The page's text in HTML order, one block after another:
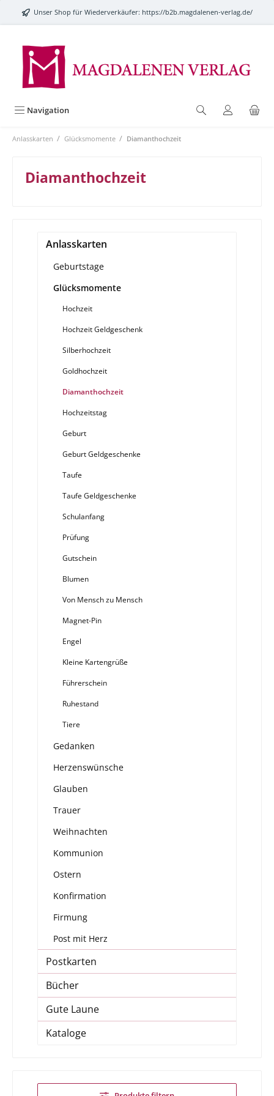
springenUnser Shop für Wiederverkäufer: https://b2b.magdalenen-verlag.de/
Navigation
Anlasskarten / Glücksmomente / Diamanthochzeit
Diamanthochzeit
Anlasskarten
Geburtstage
Glücksmomente
Hochzeit
Hochzeit Geldgeschenk
Silberhochzeit
Goldhochzeit
Diamanthochzeit
Hochzeitstag
Geburt
Geburt Geldgeschenke
Taufe
Taufe Geldgeschenke
Schulanfang
Prüfung
Gutschein
Blumen
Von Mensch zu Mensch
Magnet-Pin
Engel
Kleine Kartengrüße
Führerschein
Ruhestand
Tiere
Gedanken
Herzenswünsche
Glauben
Trauer
Weihnachten
Kommunion
Ostern
Konfirmation
Firmung
Post mit Herz
Postkarten
Bücher
Gute Laune
Kataloge